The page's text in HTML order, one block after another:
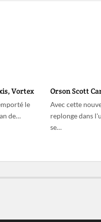
Vortex
le
de…
Orson Scott
Avec cette
replonge dans
se…